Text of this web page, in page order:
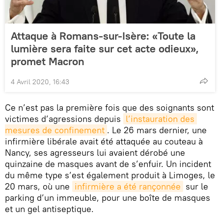
Attaque à Romans-sur-Isère: «Toute la
lumière sera faite sur cet acte odieux»,
promet Macron
4 Avril 2020, 16:43
Ce n’est pas la première fois que des soignants sont
victimes d’agressions depuis l’instauration des
mesures de confinement . Le 26 mars dernier, une
infirmière libérale avait été attaquée au couteau à
Nancy, ses agresseurs lui avaient dérobé une
quinzaine de masques avant de s’enfuir. Un incident
du même type s’est également produit à Limoges, le
20 mars, où une infirmière a été rançonnée sur le
parking d’un immeuble, pour une boîte de masques
et un gel antiseptique.